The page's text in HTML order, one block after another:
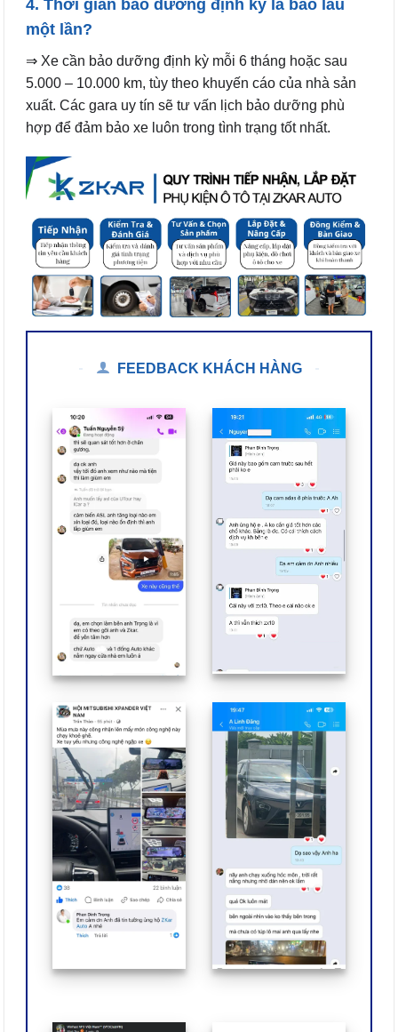
4. Thời gian bảo dưỡng định kỳ là bao lâu
một lần?
⇒ Xe cần bảo dưỡng định kỳ mỗi 6 tháng hoặc sau
5.000 – 10.000 km, tùy theo khuyến cáo của nhà sản
xuất. Các gara uy tín sẽ tư vấn lịch bảo dưỡng phù
hợp để đảm bảo xe luôn trong tình trạng tốt nhất.
FEEDBACK KHÁCH HÀNG